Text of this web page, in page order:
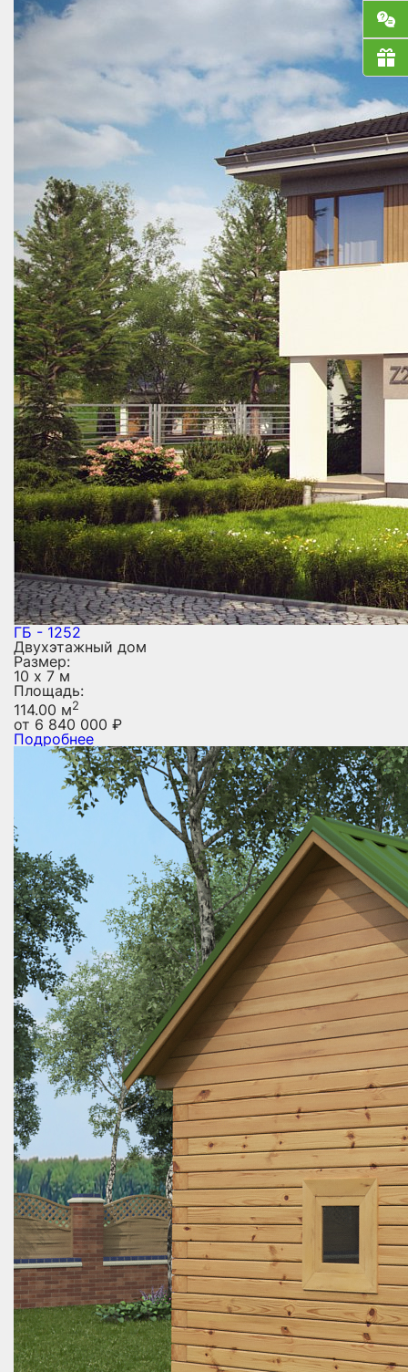
ГБ - 1252
Двухэтажный дом
Размер:
10 х 7 м
Площадь:
114.00 м2
от 6 840 000 ₽
Подробнее